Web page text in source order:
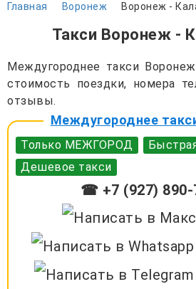
Главная Воронеж Воронеж -
Такси Воронеж -
Междугороднее такси
стоимость поездки, номера
отзывы.
Междугороднее
Только МЕЖГОРОД
Дешевое такси
☎ +7 (927) 890-